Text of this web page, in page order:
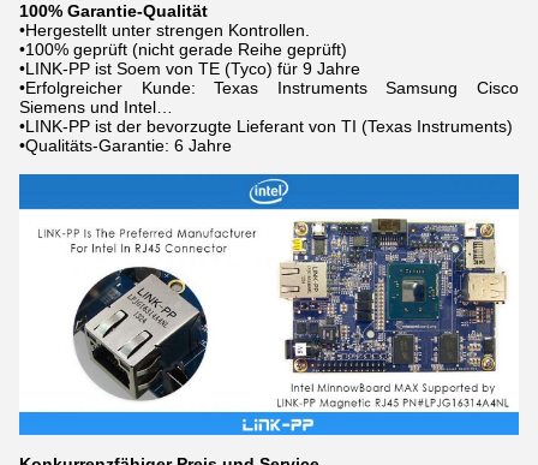
100% Garantie-Qualität
•Hergestellt unter strengen Kontrollen.
•100% geprüft (nicht gerade Reihe geprüft)
•LINK-PP ist Soem von TE (Tyco) für 9 Jahre
•Erfolgreicher Kunde: Texas Instruments Samsung Cisco
Siemens und Intel…
•LINK-PP ist der bevorzugte Lieferant von TI (Texas Instruments)
•Qualitäts-Garantie: 6 Jahre